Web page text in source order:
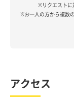
※リクエストに
※お一人の方から複数
アクセス